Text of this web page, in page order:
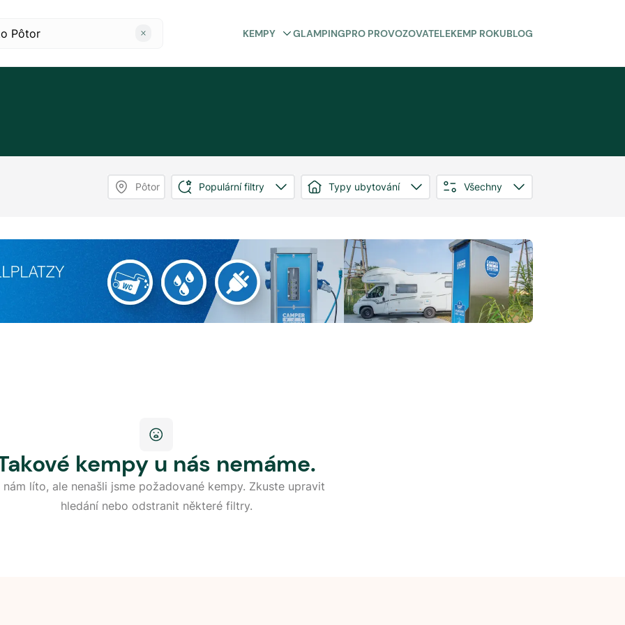
KEMPY GLAMPINGPRO PROVOZOVATELEKEMP ROKUBLOG
Pôtor Populární filtry Typy ubytování Všechny
kempy u nás nemáme.
nám líto, ale nenašli jsme požadované kempy. Zkuste upravit
hledání nebo odstranit některé filtry.